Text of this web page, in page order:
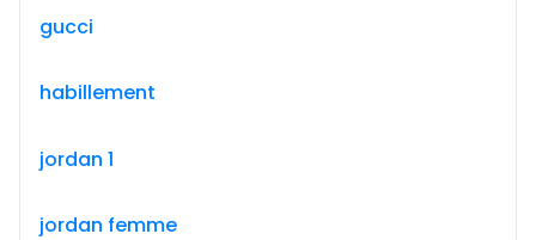
gucci
habillement
jordan 1
jordan femme